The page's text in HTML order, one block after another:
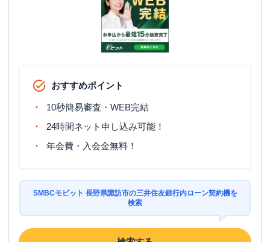
おすすめポイント
10秒簡易審査・WEB完結
24時間ネット申し込み可能！
年会費・入会金無料！
SMBCモビット 長野県諏訪市の三井住友銀行内ローン契約機を
検索